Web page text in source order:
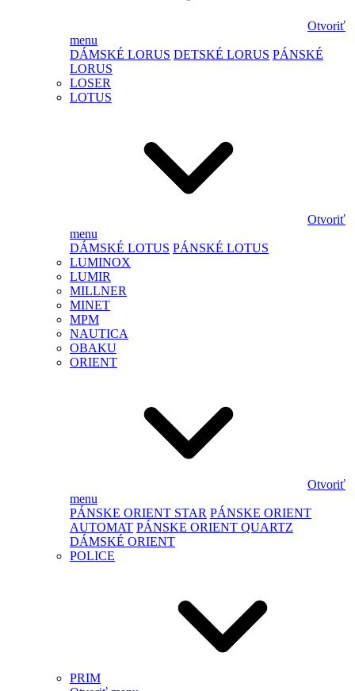
Otvoriť
menu
DÁMSKÉ LORUS DETSKÉ LORUS PÁNSKÉ
LORUS
LOSER
LOTUS
Otvoriť
menu
DÁMSKÉ LOTUS PÁNSKÉ LOTUS
LUMINOX
LUMIR
MILLNER
MINET
MPM
NAUTICA
OBAKU
ORIENT
Otvoriť
menu
PÁNSKE ORIENT STAR PÁNSKE ORIENT
AUTOMAT PÁNSKE ORIENT QUARTZ
DÁMSKÉ ORIENT
POLICE
PRIM